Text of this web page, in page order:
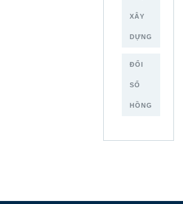
XÂY
DỰNG
ĐỔI
SỔ
HỒNG